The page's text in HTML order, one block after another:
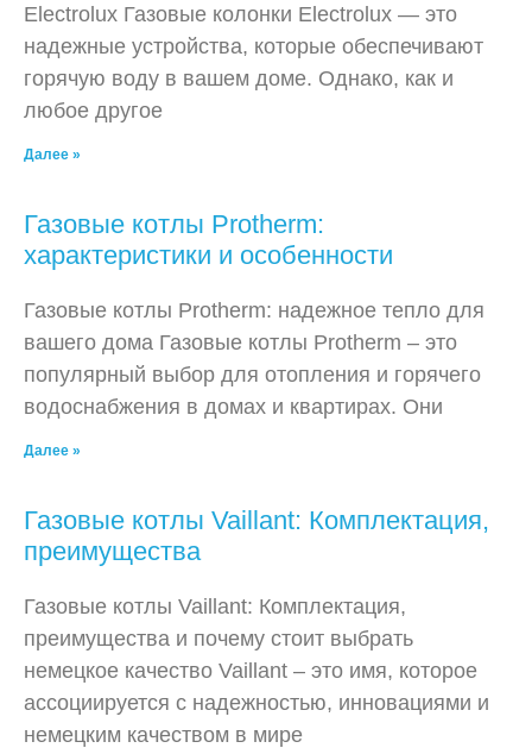
Electrolux Газовые колонки Electrolux — это
надежные устройства, которые обеспечивают
горячую воду в вашем доме. Однако, как и
любое другое
Далее »
Газовые котлы Protherm:
характеристики и особенности
Газовые котлы Protherm: надежное тепло для
вашего дома Газовые котлы Protherm – это
популярный выбор для отопления и горячего
водоснабжения в домах и квартирах. Они
Далее »
Газовые котлы Vaillant: Комплектация,
преимущества
Газовые котлы Vaillant: Комплектация,
преимущества и почему стоит выбрать
немецкое качество Vaillant – это имя, которое
ассоциируется с надежностью, инновациями и
немецким качеством в мире